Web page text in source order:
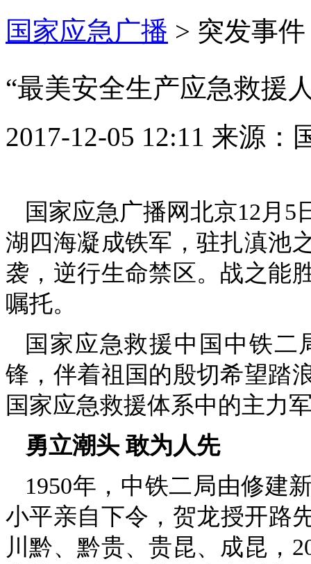
国家应急广播 > 突发事件
“最美安全生产应急救援
2017-12-05 12:11 来源：
国家应急广播网北京12月
湖四海凝成铁军，驻扎滇池
袭，逆行生命禁区。战之能
嘱托。
国家应急救援中国中铁
锋，伴着祖国的殷切希望踏
国家应急救援体系中的主力
勇立潮头 敢为人先
1950年，中铁二局由修
小平亲自下令，贺龙授开路
川黔、黔贵、贵昆、成昆，